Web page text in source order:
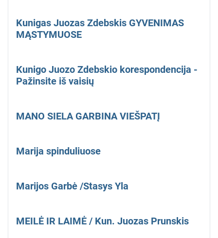
Kunigas Juozas Zdebskis GYVENIMAS
MĄSTYMUOSE
Kunigo Juozo Zdebskio korespondencija -
Pažinsite iš vaisių
MANO SIELA GARBINA VIEŠPATĮ
Marija spinduliuose
Marijos Garbė /Stasys Yla
MEILĖ IR LAIMĖ / Kun. Juozas Prunskis